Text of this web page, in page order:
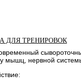
ДЛЯ ТРЕНИРОВОК
мышц, нервной